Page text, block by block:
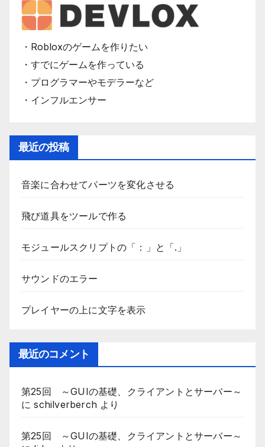
・Robloxのゲームを作りたい
・すでにゲームを作っている
・プログラマーやモデラーなど
・インフルエンサー
最近の投稿
音楽に合わせてパーツを変化させる
飛び道具をツールで作る
モジュールスクリプトの「：」と「.」
サウンドのエラー
プレイヤーの上に文字を表示
最近のコメント
第25回 ～GUIの基礎、クライアントとサーバー～
にschilverberch より
第25回 ～GUIの基礎、クライアントとサーバー～